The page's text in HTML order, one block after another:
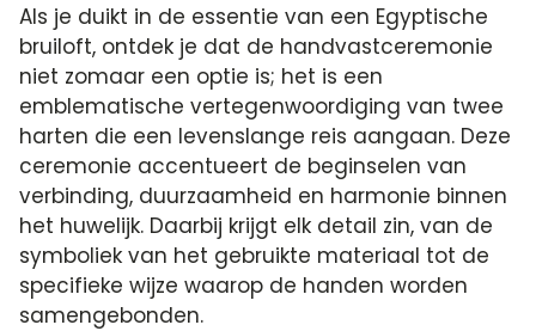
Als je duikt in de essentie van een Egyptische
bruiloft, ontdek je dat de handvastceremonie
niet zomaar een optie is; het is een
emblematische vertegenwoordiging van twee
harten die een levenslange reis aangaan. Deze
ceremonie accentueert de beginselen van
verbinding, duurzaamheid en harmonie binnen
het huwelijk. Daarbij krijgt elk detail zin, van de
symboliek van het gebruikte materiaal tot de
specifieke wijze waarop de handen worden
samengebonden.